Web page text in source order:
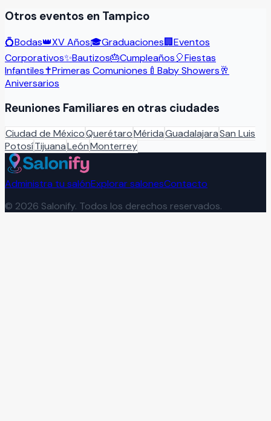
Otros eventos en Tampico
💍Bodas👑XV Años🎓Graduaciones🏢Eventos
Corporativos✨Bautizos🎂Cumpleaños🎈Fiestas
Infantiles✝️Primeras Comuniones 🍼 Baby Showers🥂
Aniversarios
Reuniones Familiares en otras ciudades
Ciudad de MéxicoQuerétaroMéridaGuadalajaraSan Luis
PotosíTijuanaLeónMonterrey
Administra tu salónExplorar salonesContacto
© 2026 Salonify. Todos los derechos reservados.